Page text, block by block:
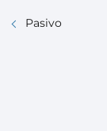
Pasivo